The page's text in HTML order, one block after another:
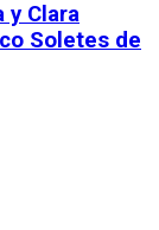
y Clara
Soletes de